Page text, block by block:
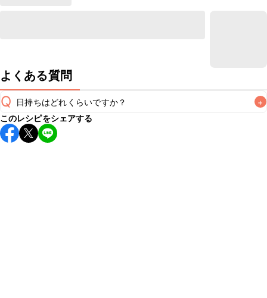
よくある質問
Q 日持ちはどれくらいですか？ +
保存期間は冷蔵で当日中が目安です。なるべくお早めにお召
し上がりください。
このレシピをシェアする